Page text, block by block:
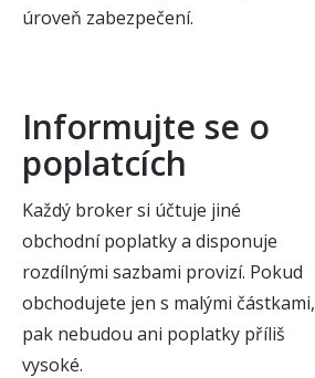
úroveň zabezpečení.
Informujte se o
poplatcích
Každý broker si účtuje jiné
obchodní poplatky a disponuje
rozdílnými sazbami provizí. Pokud
obchodujete jen s malými částkami,
pak nebudou ani poplatky příliš
vysoké.